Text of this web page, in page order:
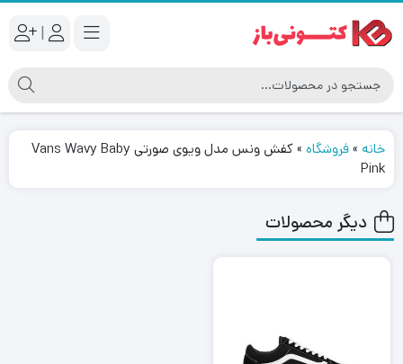
|
خانه »فروشگاه »
کفش ونس مدل ویوی صورتی Vans Wavy Baby
Pink
دیگر محصولات